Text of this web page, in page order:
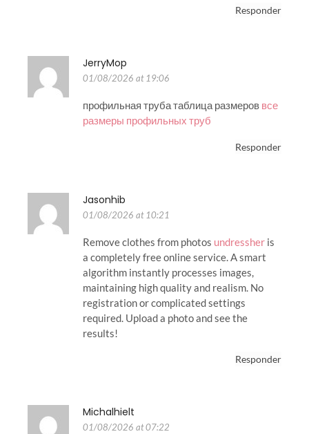
Responder
JerryMop
01/08/2026 at 19:06
профильная труба таблица размеров все
размеры профильных труб
Responder
Jasonhib
01/08/2026 at 10:21
Remove clothes from photos undressher is
a completely free online service. A smart
algorithm instantly processes images,
maintaining high quality and realism. No
registration or complicated settings
required. Upload a photo and see the
results!
Responder
Michalhielt
01/08/2026 at 07:22